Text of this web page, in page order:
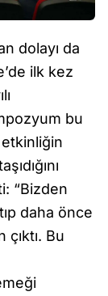
dolayı da
ilk kez
bu
“Bizden
daha önce
Bu